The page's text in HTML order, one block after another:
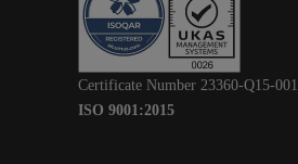
Certificate Number 23360-Q15-001
ISO 9001:2015